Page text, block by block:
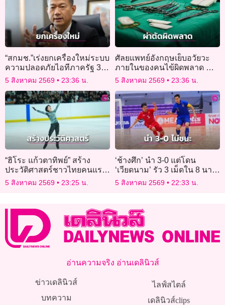
“สกมช.”เร่งยกเครื่องใหม่ระบบ
ความปลอดภัยไอทีภาครัฐ 300
กรม ป้องกันข้อมูลหลุดอีกใน
5 สิงหาคม 2569 23:36 น.
ศัลยแพทย์อังกฤษเย็บอวัยวะ
ภายในของคนไข้ผิดพลาด ทำ
อุจจาระไร้ทางระบาย
5 สิงหาคม 2569 23:36 น.
“ฮิโระ แก้วตาทิพย์” สร้าง
ประวัติศาสตร์ชาวไทยคนแรก
ผงาดคว้าแชมป์ศึกฟิกเกอร์ส
5 สิงหาคม 2569 23:25 น.
‘ช้างศึก’ นำ 3-0 แต่โดน
‘เวียดนาม’ รัว 3 เม็ดใน 8 นาที
ตีเจ๊า
5 สิงหาคม 2569 22:33 น.
อ่านความจริง อ่านเดลินิวส์
ข่าวเดลินิวส์
บทความ
ไลฟ์สไตล์
เดลินิวส์clips